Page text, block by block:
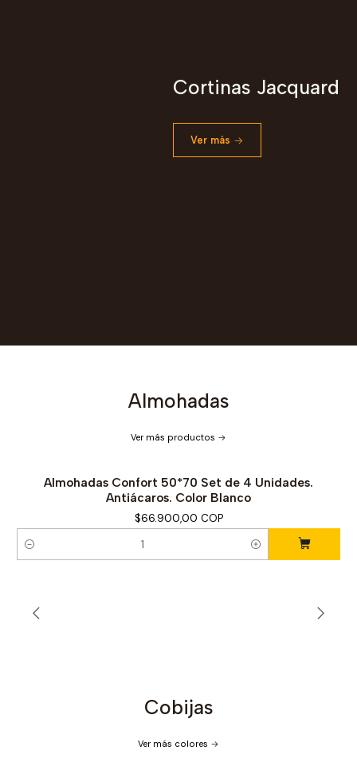
Cortinas Jacquard
Ver más
Almohadas
Ver más productos
Almohadas Confort 50*70 Set de 4 Unidades.
Antiácaros. Color Blanco
$66.900,00 COP
Cobijas
Ver más colores